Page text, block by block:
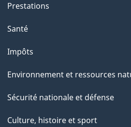
Prestations
Santé
Impôts
Environnement et ressources
Sécurité nationale et défense
Culture, histoire et sport